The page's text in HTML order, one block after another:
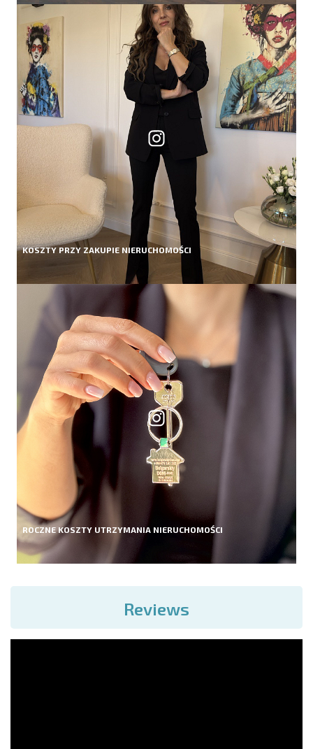
KOSZTY PRZY ZAKUPIE NIERUCHOMOŚCI
ROCZNE KOSZTY UTRZYMANIA NIERUCHOMOŚCI
Reviews